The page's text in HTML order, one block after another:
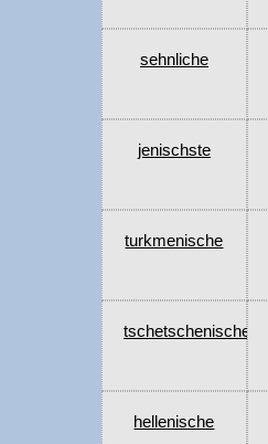
sehnliche
jenischste
turkmenische
tschetschenische
hellenische